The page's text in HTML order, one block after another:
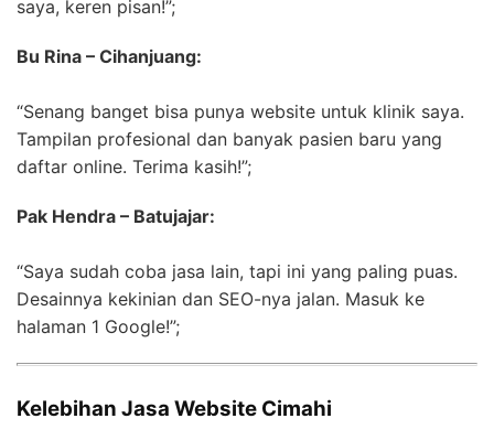
saya, keren pisan!”;
Bu Rina – Cihanjuang:
“Senang banget bisa punya website untuk klinik saya.
Tampilan profesional dan banyak pasien baru yang
daftar online. Terima kasih!”;
Pak Hendra – Batujajar:
“Saya sudah coba jasa lain, tapi ini yang paling puas.
Desainnya kekinian dan SEO-nya jalan. Masuk ke
halaman 1 Google!”;
Kelebihan Jasa Website Cimahi